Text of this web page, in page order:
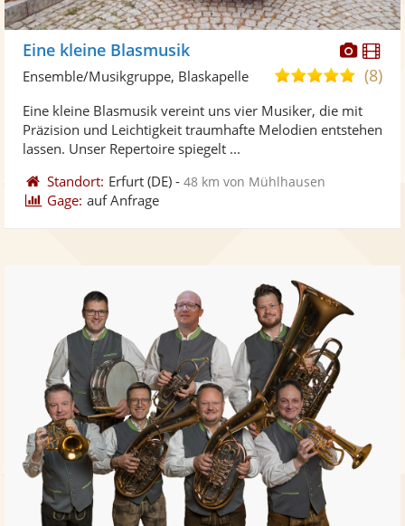
Fotos
Eine kleine Blasmusik
4,9
5
(8)
Ensemble/Musikgruppe, Blaskapelle
Eine kleine Blasmusik vereint uns vier Musiker, die mit
Präzision und Leichtigkeit traumhafte Melodien entstehen
lassen. Unser Repertoire spiegelt ...
Standort: Erfurt (DE) -48 km von Mühlhausen
Gage: auf Anfrage